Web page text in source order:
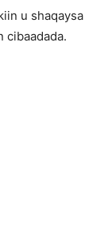
u shaqaysa
cibaadada.